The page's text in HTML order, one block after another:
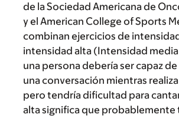
de la Sociedad Americana de
y el American College of Sports
combinan ejercicios de
intensidad alta (Intensidad
una persona debería ser capaz
una conversación mientras
pero tendría dificultad para
alta significa que probablemente